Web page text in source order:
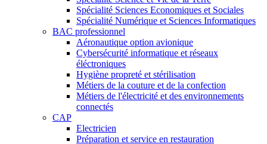
Spécialité Sciences Economiques et Sociales
Spécialité Numérique et Sciences Informatiques
BAC professionnel
Aéronautique option avionique
Cybersécurité informatique et réseaux
éléctroniques
Hygiène propreté et stérilisation
Métiers de la couture et de la confection
Métiers de l'électricité et des environnements
connectés
CAP
Electricien
Préparation et service en restauration